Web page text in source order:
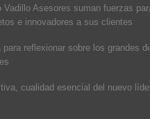
Vadillo Asesores suman fuerzas
e innovadores a sus clientes
para reflexionar sobre los grandes
cualidad esencial del nuevo